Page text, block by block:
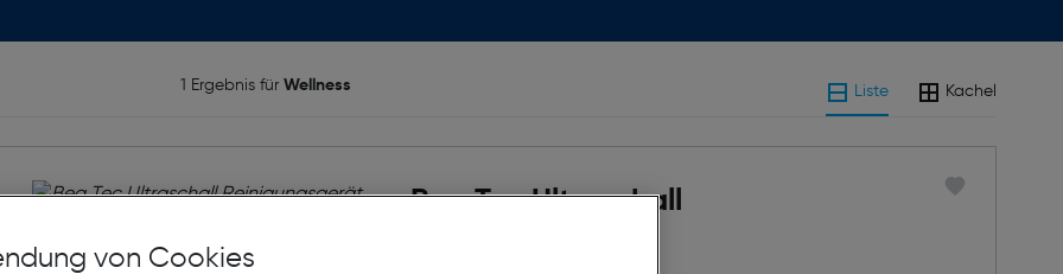
1 Ergebnis für Wellness Liste Kachel
Bea Tec Ultraschall
von Cookies